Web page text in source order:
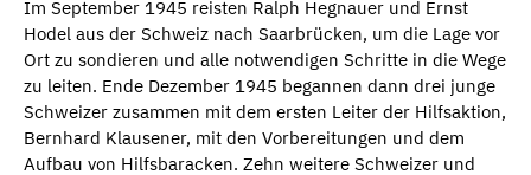
Im September 1945 reisten Ralph Hegnauer und Ernst
Hodel aus der Schweiz nach Saarbrücken, um die Lage vor
Ort zu sondieren und alle notwendigen Schritte in die Wege
zu leiten. Ende Dezember 1945 begannen dann drei junge
Schweizer zusammen mit dem ersten Leiter der Hilfsaktion,
Bernhard Klausener, mit den Vorbereitungen und dem
Aufbau von Hilfsbaracken. Zehn weitere Schweizer und